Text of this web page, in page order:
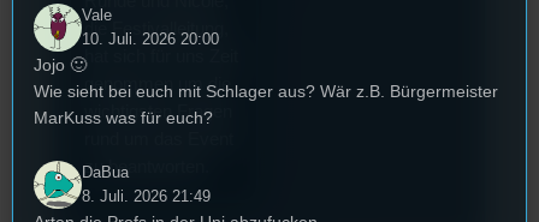
die Festivalleitung,
hat sich für uns Zeit
genommen um die
wichtigsten Fragen
zu beantworten.
Vale
10. Juli. 2026 20:00
Jojo 🙂
Wie sieht bei euch mit Schlager aus? Wär z.B. Bürgermeister
MarKuss was für euch?
DaBua
8. Juli. 2026 21:49